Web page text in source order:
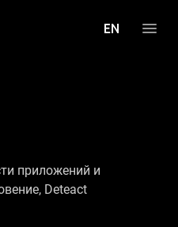
приложений и
Deteact